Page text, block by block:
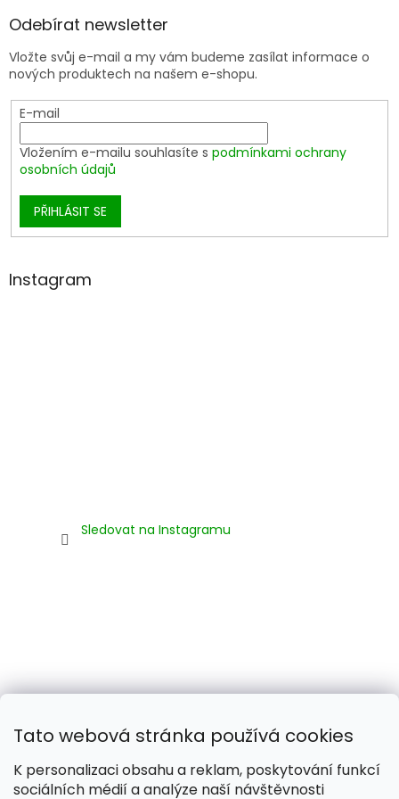
Tato webová stránka používá cookies
K personalizaci obsahu a reklam, poskytování funkcí
sociálních médií a analýze naší návštěvnosti
Odebírat newsletter
Vložte svůj e-mail a my vám budeme zasílat informace o
nových produktech na našem e-shopu.
E-mail
Vložením e-mailu souhlasíte s podmínkami ochrany
osobních údajů
PŘIHLÁSIT SE
Instagram
Sledovat na Instagramu